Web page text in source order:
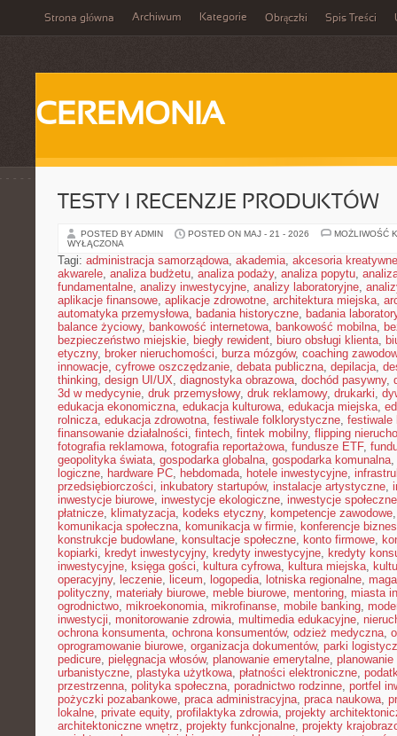
Strona główna Archiwum Kategorie Obrączki Spis Treści
CEREMONIA
TESTY I RECENZJE PRODUKTÓW
POSTED BY ADMIN POSTED ON MAJ - 21 - 2026
MOŻLIWOŚĆ
WYŁĄCZONA
Tagi: administracja samorządowa, akademia, akcesoria kreatywne
akwarele, analiza budżetu, analiza podaży, analiza popytu,
fundamentalne, analizy inwestycyjne, analizy laboratoryjne,
aplikacje finansowe, aplikacje zdrowotne, architektura miejska,
automatyka przemysłowa, badania historyczne, badania
balance życiowy, bankowość internetowa, bankowość mobilna,
bezpieczeństwo miejskie, biegły rewident, biuro obsługi klienta,
etyczny, broker nieruchomości, burza mózgów, coaching
innowacje, cyfrowe oszczędzanie, debata publiczna, depilacja,
thinking, design UI/UX, diagnostyka obrazowa, dochód pasywny,
3d w medycynie, druk przemysłowy, druk reklamowy, drukarki,
edukacja ekonomiczna, edukacja kulturowa, edukacja miejska,
rolnicza, edukacja zdrowotna, festiwale folklorystyczne, festiwale
finansowanie działalności, fintech, fintek mobilny, flipping
fotografia reklamowa, fotografia reportażowa, fundusze ETF,
geopolityka świata, gospodarka globalna, gospodarka komunalna,
logiczne, hardware PC, hebdomada, hotele inwestycyjne,
przedsiębiorczości, inkubatory startupów, instalacje artystyczne,
inwestycje biurowe, inwestycje ekologiczne, inwestycje społeczne
płatnicze, klimatyzacja, kodeks etyczny, kompetencje zawodowe
komunikacja społeczna, komunikacja w firmie, konferencje
konstrukcje budowlane, konsultacje społeczne, konto firmowe,
kopiarki, kredyt inwestycyjny, kredyty inwestycyjne, kredyty
inwestycyjne, księga gości, kultura cyfrowa, kultura miejska,
operacyjny, leczenie, liceum, logopedia, lotniska regionalne,
polityczny, materiały biurowe, meble biurowe, mentoring, miasta
ogrodnictwo, mikroekonomia, mikrofinanse, mobile banking,
inwestycji, monitorowanie zdrowia, multimedia edukacyjne,
ochrona konsumenta, ochrona konsumentów, odzież medyczna,
oprogramowanie biurowe, organizacja dokumentów, parki
pedicure, pielęgnacja włosów, planowanie emerytalne, planowanie
urbanistyczne, plastyka użytkowa, płatności elektroniczne,
przestrzenna, polityka społeczna, poradnictwo rodzinne, portfel
pożyczki pozabankowe, praca administracyjna, praca naukowa,
lokalne, private equity, profilaktyka zdrowia, projekty
architektoniczne wnętrz, projekty funkcjonalne, projekty